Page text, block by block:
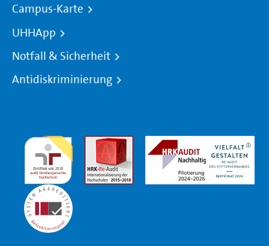
Campus-Karte
UHHApp
Notfall & Sicherheit
Antidiskriminierung